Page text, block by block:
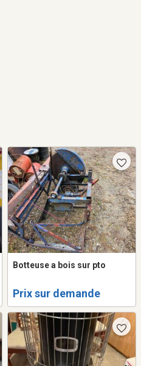
Botteuse a bois sur pto
Prix sur demande